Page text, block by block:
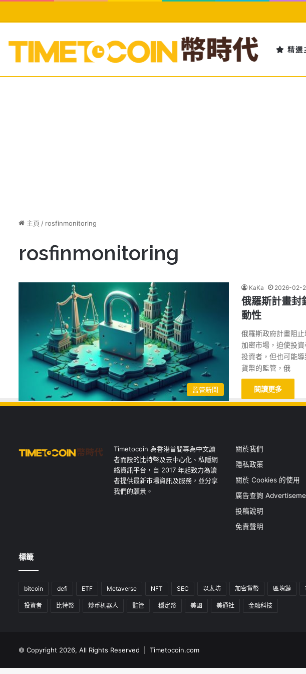
精選
主頁 / rosfinmonitoring
rosfinmonitoring
監管新聞
KaKa 2026-02-
俄羅斯計畫封
動性
俄羅斯政府計畫阻
加密市場，迫使投
投資者，但也可能
貨幣的監管，俄
閱讀更多
Timetocoin 為香港首間專為中文讀
者而設的比特幣及去中心化、私隱網
絡資訊平台，自 2017 年起致力為讀
者提供最新市場資訊及服務，並分享
我們的願景。
關於我們
隱私政策
關於 Cookies 的使用
廣告查詢
投稿說明
免責聲明
標籤
bitcoin defi ETF Metaverse NFT SEC 以太坊 加密貨幣 區塊鏈
投資者 比特幣 炒币机器人 監管 穩定幣 美國 美通社 金融科技
© Copyright 2026, All Rights Reserved | Timetocoin.com